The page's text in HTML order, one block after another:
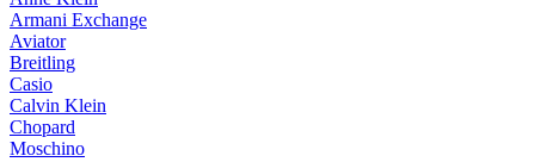
Armani Exchange
Aviator
Breitling
Casio
Calvin Klein
Chopard
Moschino